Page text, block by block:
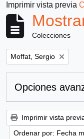
Imprimir vista previa
Colecciones
Remove filter:
Moffat, Sergio
Opciones
Imprimir vista
Ordenar por: Fecha